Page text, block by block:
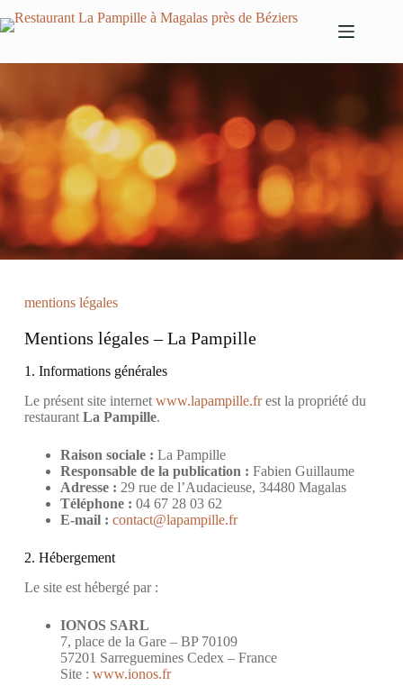
mentions légales
mentions légales
Mentions légales – La Pampille
1. Informations générales
Le présent site internet www.lapampille.frest la propriété du
restaurant La Pampille.
Raison sociale : La Pampille
Responsable de la publication : Fabien Guillaume
Adresse : 29 rue de l’Audacieuse, 34480 Magalas
Téléphone : 04 67 28 03 62
E-mail : contact@lapampille.fr
2. Hébergement
Le site est hébergé par :
IONOS SARL
7, place de la Gare – BP 70109
57201 Sarreguemines Cedex – France
Site : www.ionos.fr